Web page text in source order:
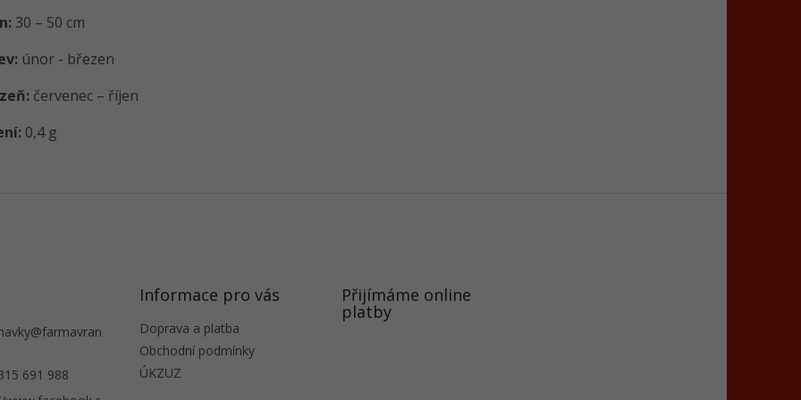
30 – 50 cm
únor - březen
červenec – říjen
0,4 g
@farmavran
691 988
Informace pro vás
Doprava a platba
Obchodní podmínky
ÚKZUZ
Přijímáme online
platby